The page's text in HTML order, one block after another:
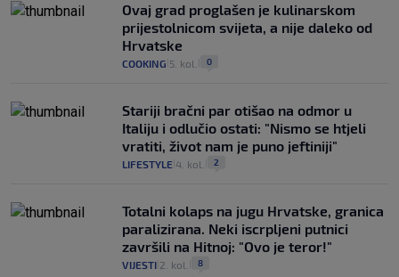
Ovaj grad proglašen je kulinarskom
prijestolnicom svijeta, a nije daleko od
Hrvatske
COOKING 5. kol. 0
Stariji bračni par otišao na odmor u
Italiju i odlučio ostati: "Nismo se htjeli
vratiti, život nam je puno jeftiniji"
LIFESTYLE 4. kol. 2
Totalni kolaps na jugu Hrvatske, granica
paralizirana. Neki iscrpljeni putnici
završili na Hitnoj: "Ovo je teror!"
VIJESTI 2. kol. 8